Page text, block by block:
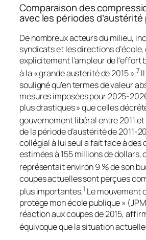
Comparaison des
avec les périodes
De nombreux acteurs du milieu,
syndicats et les directions
explicitement l’ampleur de l’effort
à la « grande austérité de 2015 ».7
souligné qu’en termes de valeur
mesures imposées pour 2025-
plus drastiques » que celles
gouvernement libéral entre 2011 et
de la période d’austérité de 2011-
collégial à lui seul a fait face à des
estimées à 155 millions de dollars,
représentait environ 9 % de son
coupes actuelles sont perçues
plus importantes.1 Le mouvement
protège mon école publique »
réaction aux coupes de 2015,
équivoque que la situation actuelle